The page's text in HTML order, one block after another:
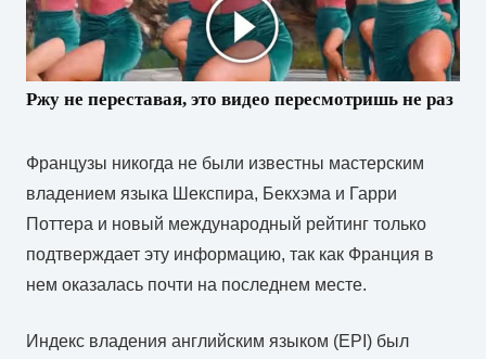
Ржу не переставая, это видео пересмотришь не раз
Французы никогда не были известны мастерским
владением языка Шекспира, Бекхэма и Гарри
Поттера и новый международный рейтинг только
подтверждает эту информацию, так как Франция в
нем оказалась почти на последнем месте.
Индекс владения английским языком (EPI) был